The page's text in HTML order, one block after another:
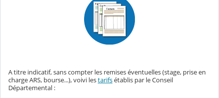
A titre indicatif, sans compter les remises éventuelles (stage, prise en
charge ARS, bourse...), voivi lestarifsétablis par le Conseil
Départemental :